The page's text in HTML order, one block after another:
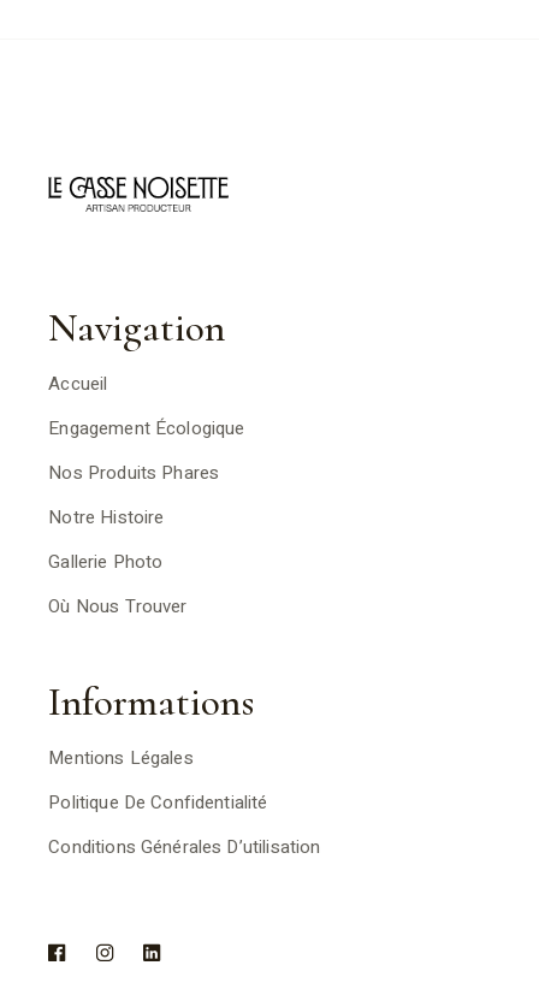
Navigation
Accueil
Engagement Écologique
Nos Produits Phares
Notre Histoire
Gallerie Photo
Où Nous Trouver
Informations
Mentions Légales
Politique De Confidentialité
Conditions Générales D’utilisation